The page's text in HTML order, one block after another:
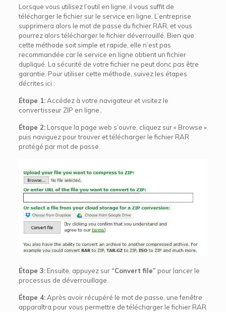
Lorsque vous utilisez l’outil en ligne, il vous suffit de
télécharger le fichier sur le service en ligne. L’entreprise
supprimera alors le mot de passe du fichier RAR, et vous
pourrez alors télécharger le fichier déverrouillé. Bien que
cette méthode soit simple et rapide, elle n’est pas
recommandée car le service en ligne obtient un fichier
dupliqué. La sécurité de votre fichier ne peut donc pas être
garantie. Pour utiliser cette méthode, suivez les étapes
décrites ici :
Étape 1:Accédez à votre navigateur et visitez le
convertisseur ZIP en ligne..
Étape 2:Lorsque la page web s’ouvre, cliquez sur « Browse »
puis naviguez pour trouver et télécharger le fichier RAR
protégé par mot de passe.
Étape 3:Ensuite, appuyez sur “Convert file” pour lancer le
processus de déverrouillage.
Étape 4:Après avoir récupéré le mot de passe, une fenêtre
apparaîtra pour vous permettre de télécharger le fichier RAR